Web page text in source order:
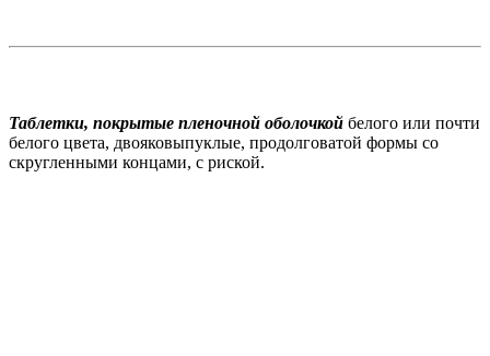
Таблетки, покрытые пленочной оболочкой белого или почти
белого цвета, двояковыпуклые, продолговатой формы со
скругленными концами, с риской.